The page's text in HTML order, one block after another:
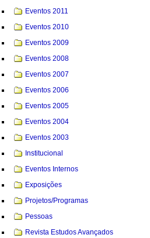
Eventos 2011
Eventos 2010
Eventos 2009
Eventos 2008
Eventos 2007
Eventos 2006
Eventos 2005
Eventos 2004
Eventos 2003
Institucional
Eventos Internos
Exposições
Projetos/Programas
Pessoas
Revista Estudos Avançados